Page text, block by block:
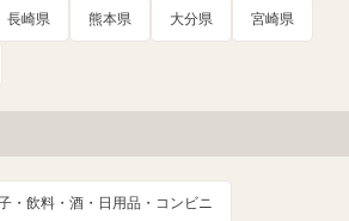
長崎県 熊本県 大分県 宮崎県
・飲料・酒・日用品・コンビニ